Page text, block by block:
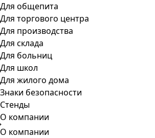
Для общепита
Для торгового центра
Для производства
Для склада
Для больниц
Для школ
Для жилого дома
Знаки безопасности
Стенды
О компании
О компании